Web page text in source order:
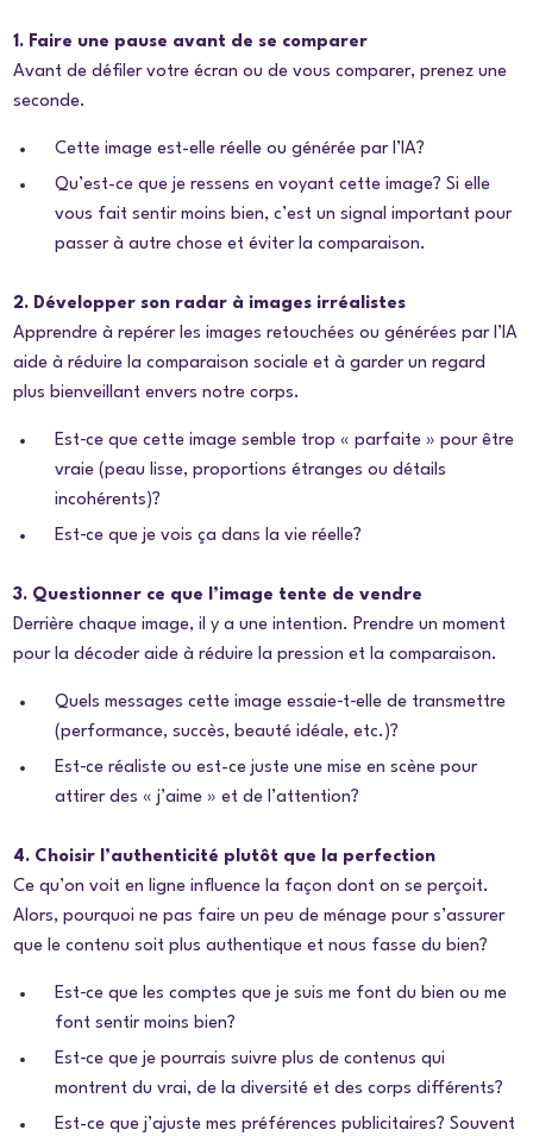
1. Faire une pause avant de se comparer
Avant de défiler votre écran ou de vous comparer, prenez une
seconde.
Cette image est-elle réelle ou générée par l’IA?
Qu’est-ce que je ressens en voyant cette image?Si elle
vous fait sentir moins bien, c’est un signal important pour
passer à autre chose et éviter la comparaison.
2. Développer son radar à images irréalistes
Apprendre à repérer les images retouchées ou générées par l’IA
aide à réduire la comparaison sociale et à garder un regard
plus bienveillant envers notre corps.
Est‑ce que cette image semble trop « parfaite » pour être
vraie (peau lisse, proportions étranges ou détails
incohérents)?
Est‑ce que je vois ça dans la vie réelle?
3. Questionner ce que l’image tente de vendre
Derrière chaque image, il y a une intention. Prendre un moment
pour la décoder aide à réduire la pression et la comparaison.
Quels messages cette image essaie‑t‑elle de transmettre
(performance, succès, beauté idéale, etc.)?
Est‑ce réaliste ou est-ce juste une mise en scène pour
attirer des« j’aime » et de l’attention?
4. Choisir l’authenticité plutôt que la perfection
Ce qu’on voit en ligne influence la façon dont on se perçoit.
Alors, pourquoi ne pas faire un peu de ménage pour s’assurer
que le contenu soit plus authentique et nous fasse du bien?
Est‑ce que les comptes que je suis me font du bien ou me
font sentir moins bien?
Est‑ce que je pourrais suivre plus de contenus qui
montrent du vrai, de la diversité et des corps différents?
Est-ce que j’ajuste mes préférences publicitaires?Souvent